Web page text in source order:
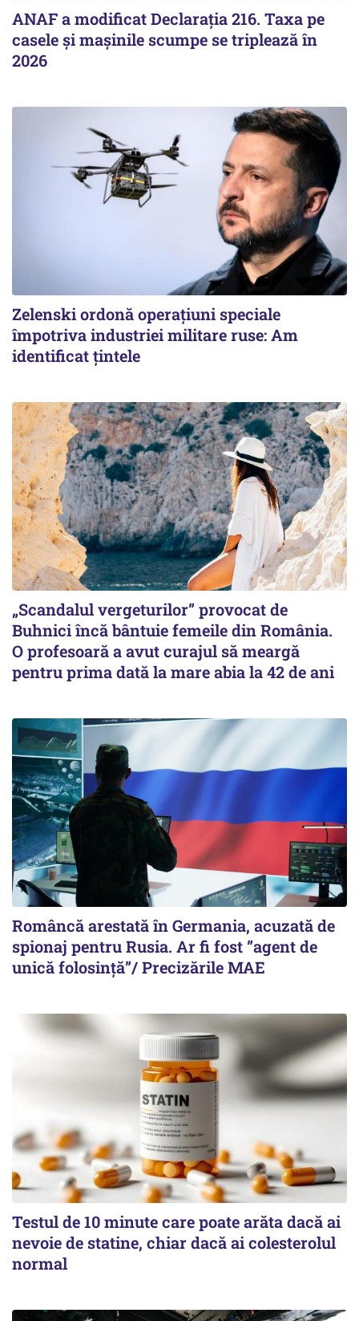
ANAF a modificat Declarația 216. Taxa pe
casele și mașinile scumpe se triplează în
2026
Zelenski ordonă operațiuni speciale
împotriva industriei militare ruse: Am
identificat țintele
„Scandalul vergeturilor” provocat de
Buhnici încă bântuie femeile din România.
O profesoară a avut curajul să meargă
pentru prima dată la mare abia la 42 de ani
Româncă arestată în Germania, acuzată de
spionaj pentru Rusia. Ar fi fost ”agent de
unică folosință”/ Precizările MAE
Testul de 10 minute care poate arăta dacă ai
nevoie de statine, chiar dacă ai colesterolul
normal